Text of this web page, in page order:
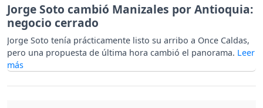
Jorge Soto cambió Manizales por Antioquia:
negocio cerrado
Jorge Soto tenía prácticamente listo su arribo a Once Caldas,
pero una propuesta de última hora cambió el panorama.